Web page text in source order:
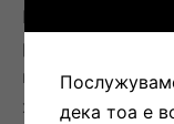
Поминете ја
рацете и над
најширока
хоризонтална.
дека тоа е